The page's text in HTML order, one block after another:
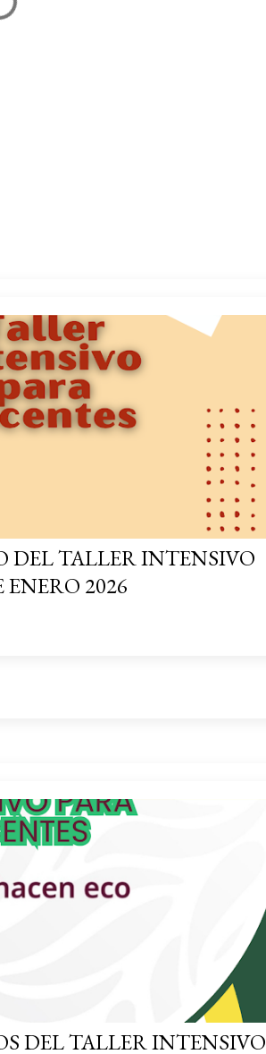
DEL TALLER INTENSIVO
2026
DEL TALLER INTENSIVO